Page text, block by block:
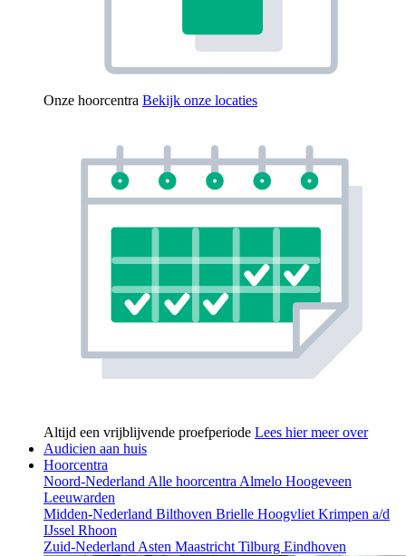
Onze hoorcentra Bekijk onze locaties
Altijd een vrijblijvende proefperiode Lees hier meer over
Audicien aan huis
Hoorcentra
Noord-NederlandAlle hoorcentraAlmelo Hoogeveen
Leeuwarden
Midden-Nederland Bilthoven Brielle HoogvlietKrimpen a/d
IJssel Rhoon
Zuid-NederlandAsten MaastrichtTilburg Eindhoven